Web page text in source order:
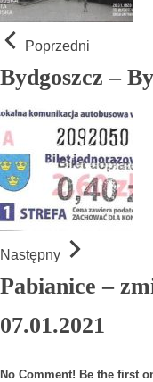
Poprzedni
Bydgoszcz –
Następny
Pabianice –
07.01.2021
No Comment! Be the first